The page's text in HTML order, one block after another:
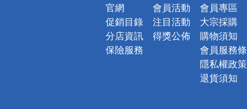
官網
促銷目錄
分店資訊
保險服務
會員活動
注目活動
得獎公佈
會員專區
大宗採購
購物須知
會員服務
隱私權政策
退貨須知